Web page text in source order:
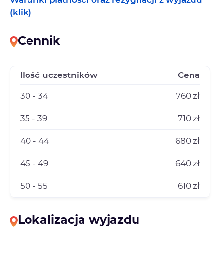
(klik)
Cennik
Ilość uczestników Cena
30 - 34 760 zł
35 - 39 710 zł
40 - 44 680 zł
45 - 49 640 zł
50 - 55 610 zł
Lokalizacja wyjazdu